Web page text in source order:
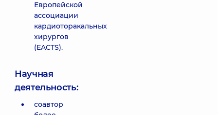
Европейской
ассоциации
кардиоторакальных
хирургов
(EACTS).
Научная
деятельность:
соавтор